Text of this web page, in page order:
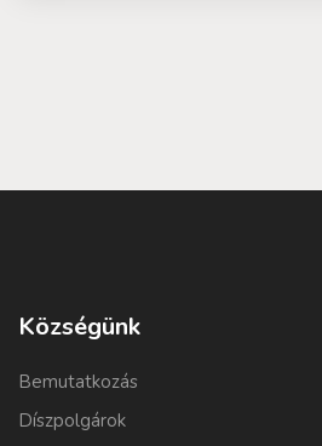
Községünk
Bemutatkozás
Díszpolgárok